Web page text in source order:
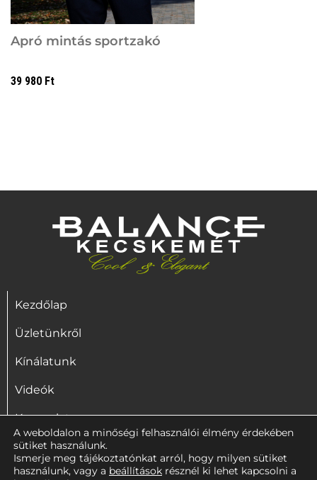
Apró mintás sportzakó
39 980 Ft
Kezdőlap
Üzletünkről
Kínálatunk
Videók
Kapcsolat
A weboldalon a minőségi felhasználói élmény érdekében
sütiket használunk.
Ismerje meg tájékoztatónkat arról, hogy milyen sütiket
használunk, vagy a beállítások résznél ki lehet kapcsolni a